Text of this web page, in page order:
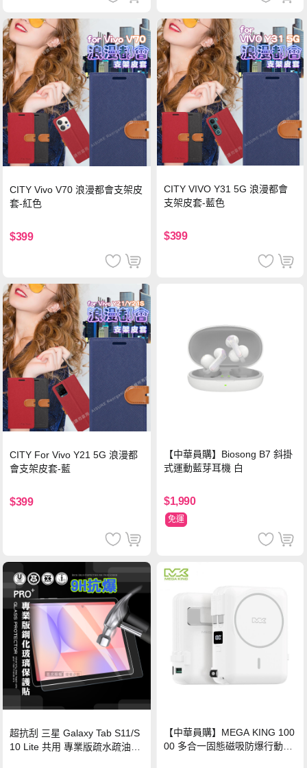
CITY Vivo V70 浪漫都會支架皮
套-紅色
$399
CITY VIVO Y31 5G 浪漫都會
支架皮套-藍色
$399
CITY For Vivo Y21 5G 浪漫都
會支架皮套-藍
$399
【中華員購】Biosong B7 斜掛
式運動藍芽耳機 白
$1,990
免運
超抗刮 三星 Galaxy Tab S11/S
10 Lite 共用 專業版疏水疏油9H
【中華員購】MEGA KING 100
00 多合一固態磁吸防爆行動電